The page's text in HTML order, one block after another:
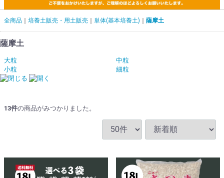
全商品 培養土販売・用土販売 単体(基本培養土) 薩摩土
薩摩土
大粒
中粒
小粒
細粒
13件の商品がみつかりました。